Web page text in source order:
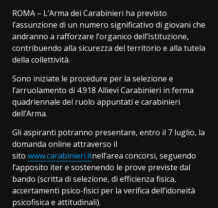
ROMA – L’Arma dei Carabinieri ha previsto
l’assunzione di un numero significativo di giovani che
andranno a rafforzare l’organico dell’Istituzione,
contribuendo alla sicurezza del territorio e alla tutela
della collettività.
Sono iniziate le procedure per la selezione e
l’arruolamento di 4.918 Allievi Carabinieri in ferma
quadriennale del ruolo appuntati e carabinieri
dell’Arma.
Gli aspiranti potranno presentare, entro il 7 luglio, la
domanda online attraverso il
sito www.carabinieri.itnell’area concorsi, seguendo
l’apposito iter e sostenendo le prove previste dal
bando (scritta di selezione, di efficienza fisica,
accertamenti psico-fisici per la verifica dell’idoneità
psicofisica e attitudinali).